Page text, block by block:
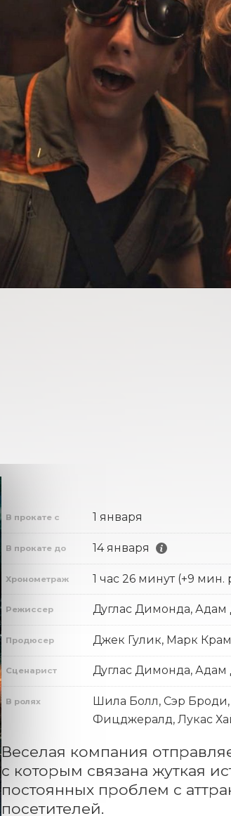
В прокате с 1 января
В прокате до 14 января
Хронометраж 1 час 26 минут (+9 мин.
Режиссер Дуглас Димонда, Адам
Продюсер Джек Гулик, Марк
Сценарист Дуглас Димонда, Адам
В ролях
Шила Болл, Сэр Броди,
Фицджералд, Лукас
Веселая компания
с которым связана жуткая
постоянных проблем с
посетителей.